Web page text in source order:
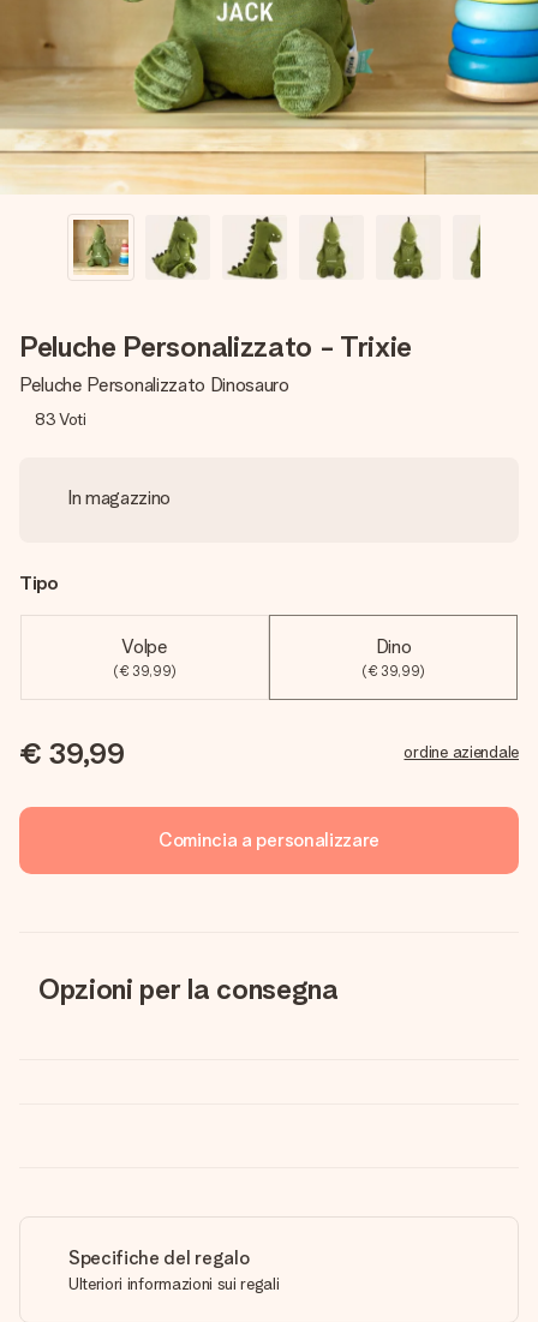
una tua foto o un messaggio che tocchi il cuore. Nessuna
complicazione, solo tanto amore per il momento perfetto.
Peluche Personalizzato - Trixie
Peluche Personalizzato Dinosauro
83Voti
In magazzino
Tipo
Volpe
(€ 39,99)
Dino
(€ 39,99)
€ 39,99 ordine aziendale
Comincia a personalizzare
Opzioni per la consegna
Specifiche del regalo
Ulteriori informazioni sui regali